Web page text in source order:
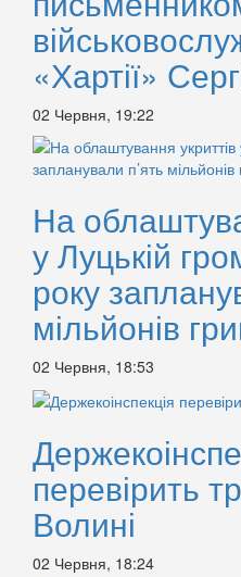
«Хартії»
02 Червня, 19:22
На
у Луцькій
року
мільйонів
02 Червня, 18:53
перевірить
Волині
02 Червня, 18:24